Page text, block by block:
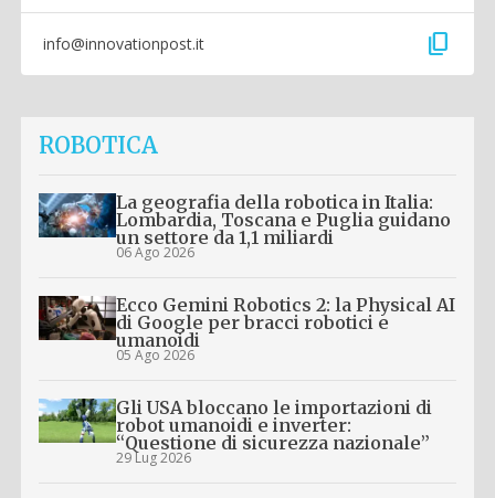
info@innovationpost.it content_copy
ROBOTICA
La geografia della robotica in Italia:
Lombardia, Toscana e Puglia guidano
un settore da 1,1 miliardi
06 Ago 2026
Ecco Gemini Robotics 2: la Physical AI
di Google per bracci robotici e
umanoidi
05 Ago 2026
Gli USA bloccano le importazioni di
robot umanoidi e inverter:
“Questione di sicurezza nazionale”
29 Lug 2026